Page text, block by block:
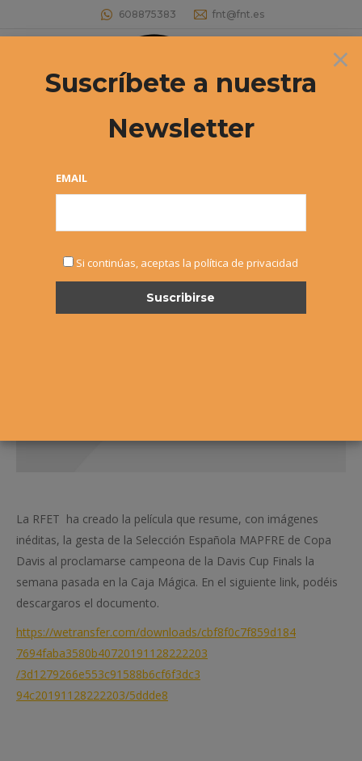
608875383 fnt@fnt.es
Buscar:
PELÍCULA DE LA DAVIS CUP FINALS
29
La RFET ha creado la película que resume, con imágenes
inéditas, la gesta de la Selección Española MAPFRE de Copa
Davis al proclamarse campeona de la Davis Cup Finals la
semana pasada en la Caja Mágica. En el siguiente link, podéis
descargaros el documento.
https://wetransfer.com/downloads/cbf8f0c7f859d184
7694faba3580b40720191128222203
/3d1279266e553c91588b6cf6f3dc3
94c20191128222203/5ddde8
×
Suscríbete a nuestra
Newsletter
EMAIL
Si continúas, aceptas la política de privacidad